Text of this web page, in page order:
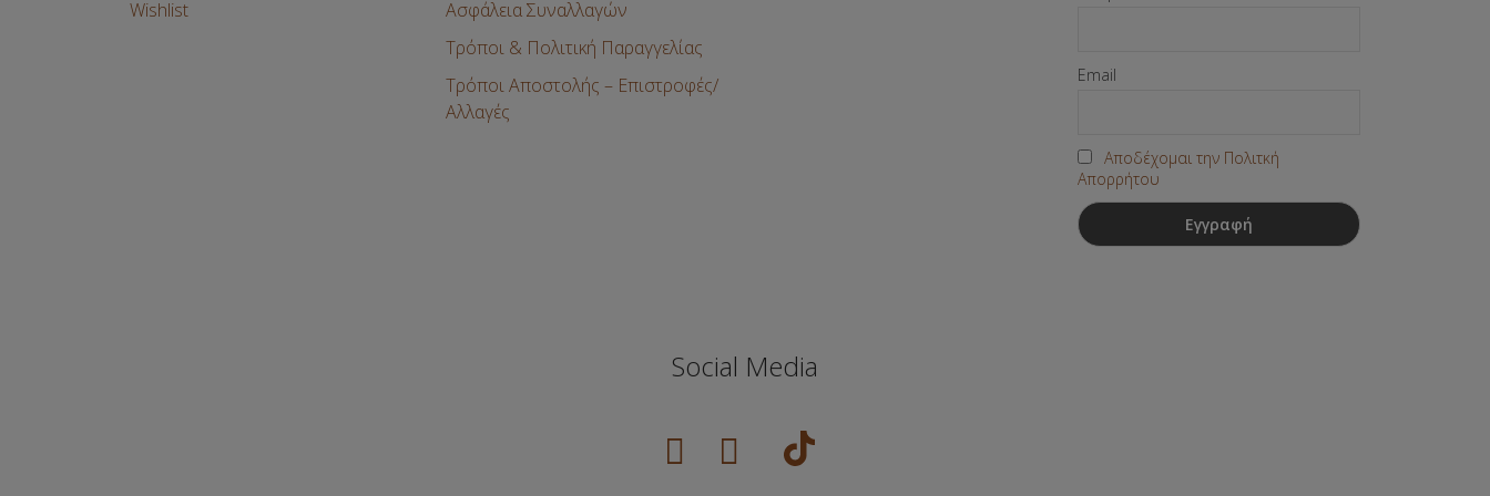
Wishlist
Ασφάλεια Συναλλαγών
Τρόποι & Πολιτική Παραγγελίας
Τρόποι Αποστολής – Επιστροφές/
Αλλαγές
Email
Αποδέχομαι την Πολιτκή
Απορρήτου
Social Media